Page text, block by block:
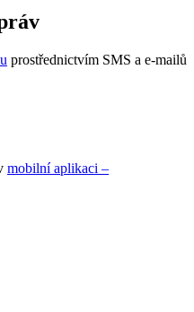
prostřednictvím SMS a e-mailů
mobilní aplikaci –